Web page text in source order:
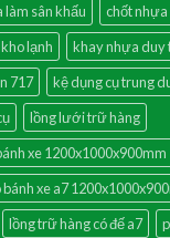
làm sân khấu
chốt nhựa
lạnh
khay nhựa duy
717
kệ dụng cụ trung
lồng lưới trữ hàng
xe 1200x1000x900mm
xe a7
lồng trữ hàng có đế a7